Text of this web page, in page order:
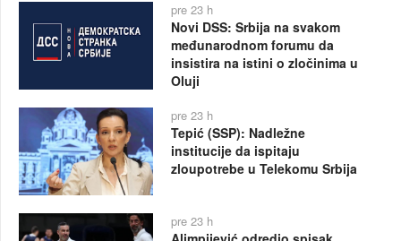
pre 23 h
Novi DSS: Srbija na svakom
međunarodnom forumu da
insistira na istini o zločinima u
Oluji
pre 23 h
Tepić (SSP): Nadležne
institucije da ispitaju
zloupotrebe u Telekomu Srbija
pre 23 h